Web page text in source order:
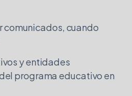
comunicados, cuando
y entidades
programa educativo en